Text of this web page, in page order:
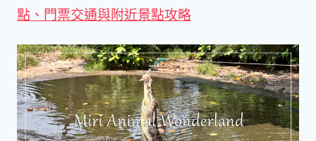
點、門票交通與附近景點攻略